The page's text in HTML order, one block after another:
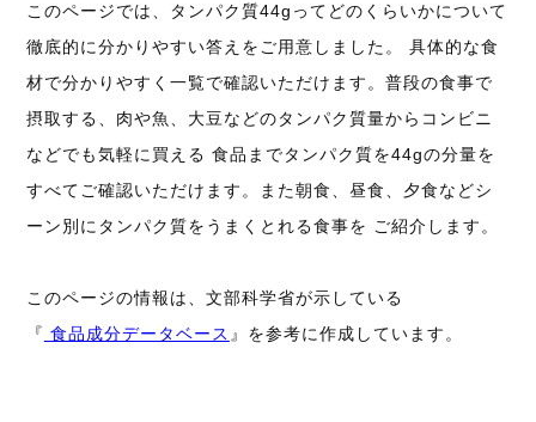
このページでは、タンパク質44gってどのくらいかについて
徹底的に分かりやすい答えをご用意しました。 具体的な食
材で分かりやすく一覧で確認いただけます。普段の食事で
摂取する、肉や魚、大豆などのタンパク質量からコンビニ
などでも気軽に買える 食品までタンパク質を44gの分量を
すべてご確認いただけます。また朝食、昼食、夕食などシ
ーン別にタンパク質をうまくとれる食事を ご紹介します。
このページの情報は、文部科学省が示している
『 食品成分データベース 』を参考に作成しています。